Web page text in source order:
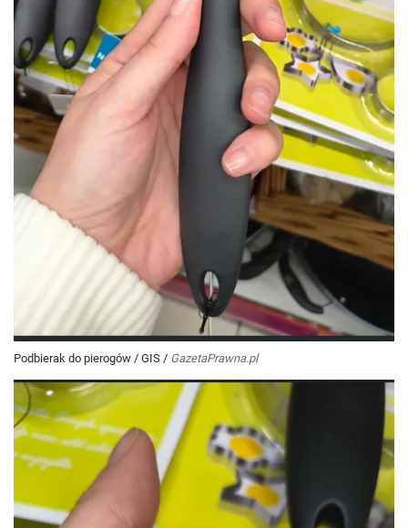
Podbierak do pierogów / GIS / GazetaPrawna.pl